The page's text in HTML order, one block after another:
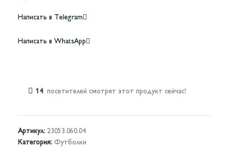
Написать в Telegram
Написать в WhatsApp
14 посетителей смотрят этот продукт сейчас!
Артикул: 23053.060.04
Категория: Футболки